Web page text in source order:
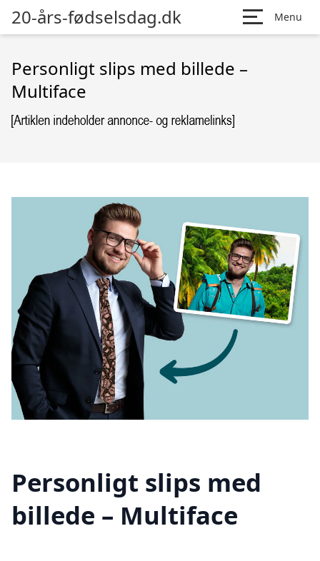
20-års-fødselsdag.dk Menu
Personligt slips med billede –
Multiface
Personligt slips med
billede – Multiface